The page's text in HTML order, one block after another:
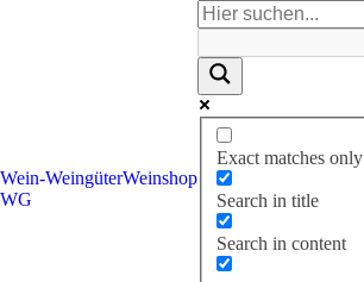
Wein-
WG
WeingüterWeinshop
Exact matches only
Search in title
Search in content